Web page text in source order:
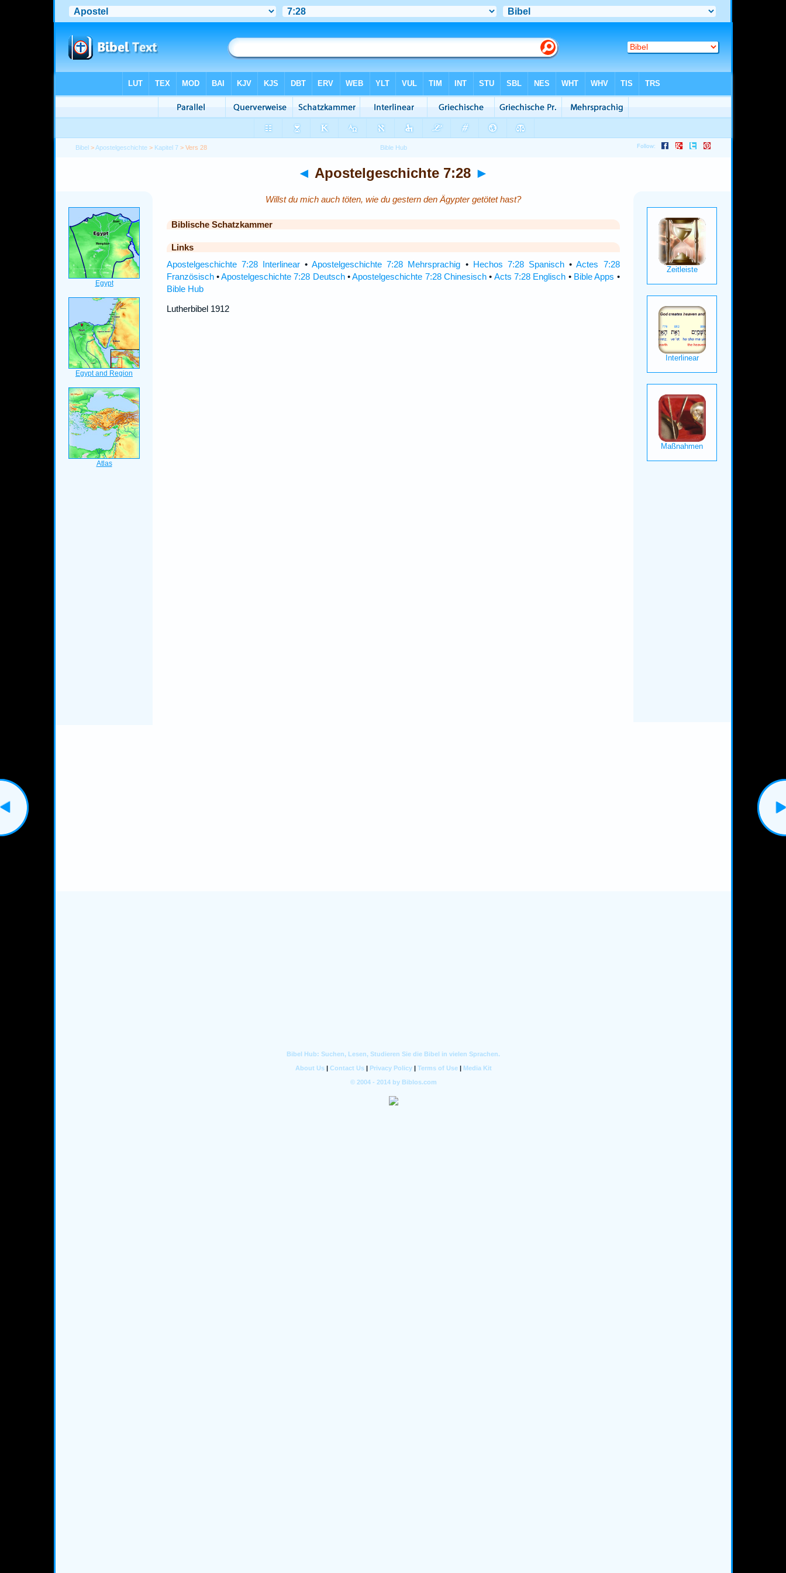
Bibel >Apostelgeschichte > Kapitel 7 > Vers 28
◄ Apostelgeschichte 7:28 ►
Willst du mich auch töten, wie du gestern den Ägypter getötet hast?
Biblische Schatzkammer
Links
Apostelgeschichte 7:28 Interlinear•Apostelgeschichte 7:28 Mehrsprachig • Hechos 7:28 Spanisch •Actes 7:28
Französisch•Apostelgeschichte 7:28 Deutsch•Apostelgeschichte 7:28 Chinesisch • Acts 7:28 Englisch • Bible Apps •
Bible Hub
Lutherbibel 1912